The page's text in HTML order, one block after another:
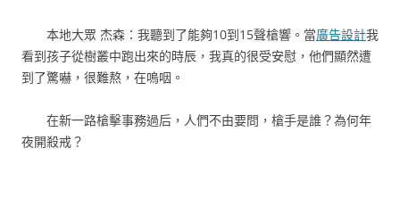
本地大眾 杰森：我聽到了能夠10到15聲槍響。當廣告設計我
看到孩子從樹叢中跑出來的時辰，我真的很受安慰，他們顯然遭
到了驚嚇，很難熬，在嗚咽。
在新一路槍擊事務過后，人們不由要問，槍手是誰？為何年
夜開殺戒？